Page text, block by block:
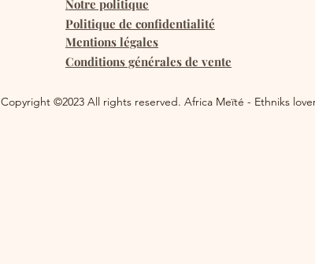
Notre politique
Politique de confidentialité
Mentions légales
Conditions générales de vente
Copyright ©2023 All rights reserved. Africa Meïté - Ethniks